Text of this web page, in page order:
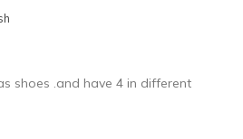
shoes .and have 4 in different